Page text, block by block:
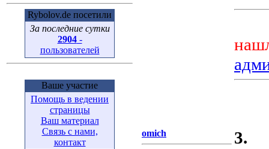
Rybolov.de посетили
За последние сутки
2904-
пользователей
Ваше участие
Помощь в ведении
страницы
Ваш материал
Связь с нами,
контакт
omich
3.